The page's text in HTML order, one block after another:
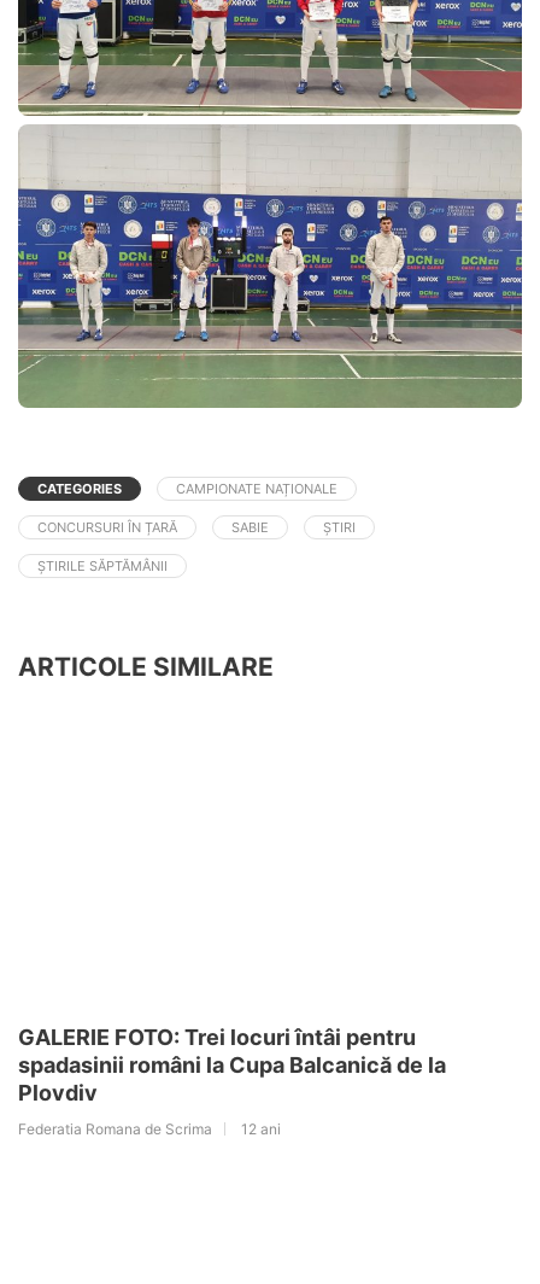
CATEGORIES CAMPIONATE NAȚIONALE
CONCURSURI ÎN ȚARĂ SABIE ȘTIRI
ȘTIRILE SĂPTĂMÂNII
ARTICOLE SIMILARE
GALERIE FOTO: Trei locuri întâi pentru
spadasinii români la Cupa Balcanică de la
Plovdiv
Federatia Romana de Scrima 12 ani